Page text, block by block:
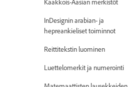
Kaakkois-Aasian merkistöt
InDesignin arabian- ja
hepreankieliset toiminnot
Reittitekstin luominen
Luettelomerkit ja numerointi